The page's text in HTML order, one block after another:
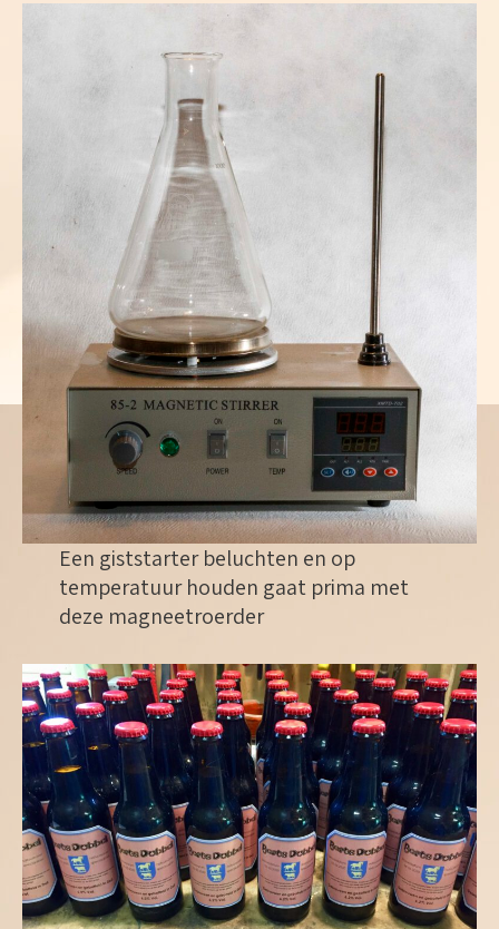
Een giststarter beluchten en op
temperatuur houden gaat prima met
deze magneetroerder